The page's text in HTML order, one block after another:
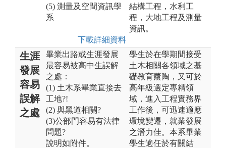
(5) 測量及空間資訊學
系
下載詳細資料
結構工程，水利工
程，大地工程及測量
資訊。
生涯
發展
容易
誤解
之處
畢業出路或生涯發展
最容易被高中生誤解
之處：
(1) 土木系畢業直接去
工地?!
(2) 與黑道相關?
(3)公部門容易有法律
問題?
說明如附件。
學生於在學期間接受
土木相關各領域之基
礎教育薰陶，又可於
高年級選定專精領
域，進入工程實務界
工作後，可迅速適應
環境變遷，就業發展
之潛力佳。本系畢業
學生適任於有關結